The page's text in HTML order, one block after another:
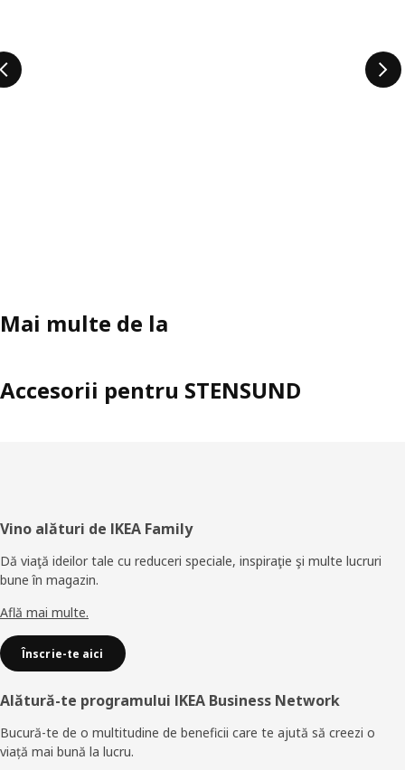
Mai multe de la
Accesorii pentru STENSUND
Subsol
Vino alături de IKEA Family
Dă viaţă ideilor tale cu reduceri speciale, inspiraţie şi multe lucruri
bune în magazin.
Află mai multe.
Înscrie-te aici
Alătură-te programului IKEA Business Network
Bucură-te de o multitudine de beneficii care te ajută să creezi o
viață mai bună la lucru.